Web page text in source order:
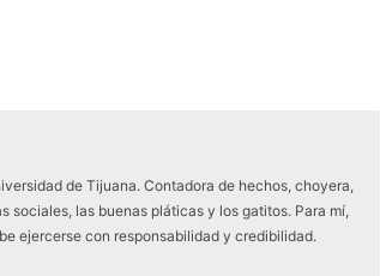
de Tijuana. Contadora de hechos, choyera,
sociales, las buenas pláticas y los gatitos. Para mí,
ejercerse con responsabilidad y credibilidad.